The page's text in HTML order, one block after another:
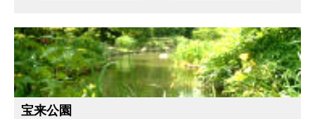
宝来公園